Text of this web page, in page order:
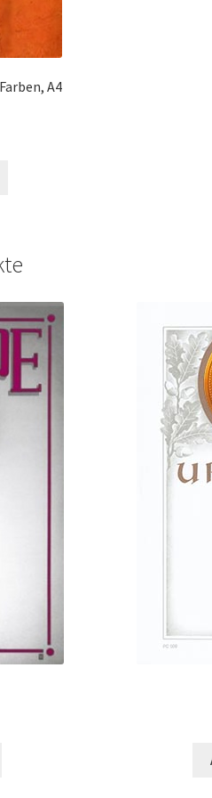
A4
auf.
Optionen
können
der
Produktseite